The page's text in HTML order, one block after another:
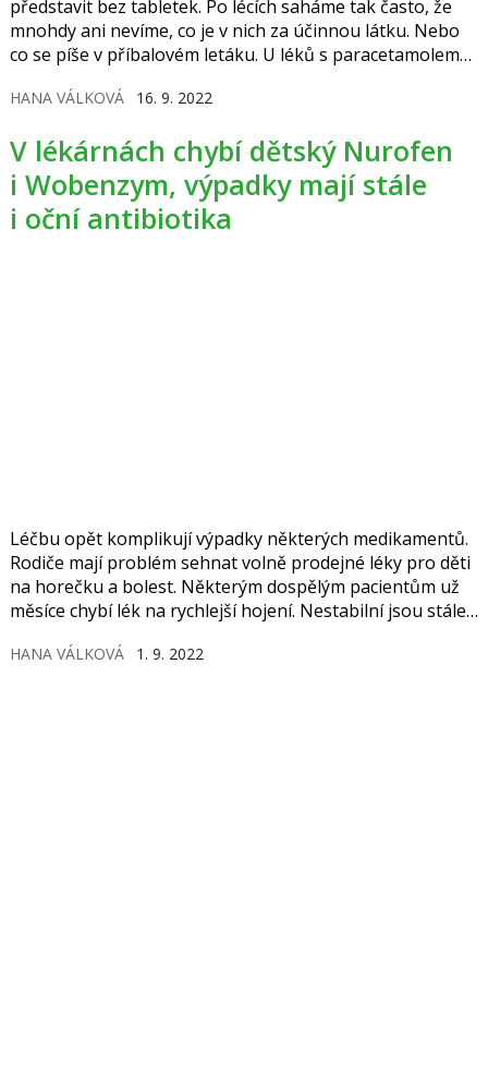
představit bez tabletek. Po lécích saháme tak často, že
mnohdy ani nevíme, co je v nich za účinnou látku. Nebo
co se píše v příbalovém letáku. U léků s paracetamolem
skončit transplantací jater nebo smrtí.
HANA VÁLKOVÁ 16. 9. 2022
V lékárnách chybí dětský Nurofen
i Wobenzym, výpadky mají stále
i oční antibiotika
Léčbu opět komplikují výpadky některých medikamentů.
Rodiče mají problém sehnat volně prodejné léky pro děti
na horečku a bolest. Některým dospělým pacientům už
měsíce chybí lék na rychlejší hojení. Nestabilní jsou stále
HANA VÁLKOVÁ 1. 9. 2022